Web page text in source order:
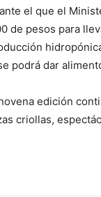
el que el
de pesos para
podrá dar
edición
criollas,